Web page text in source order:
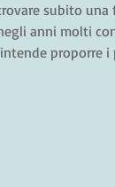
subito una
anni molti
proporre